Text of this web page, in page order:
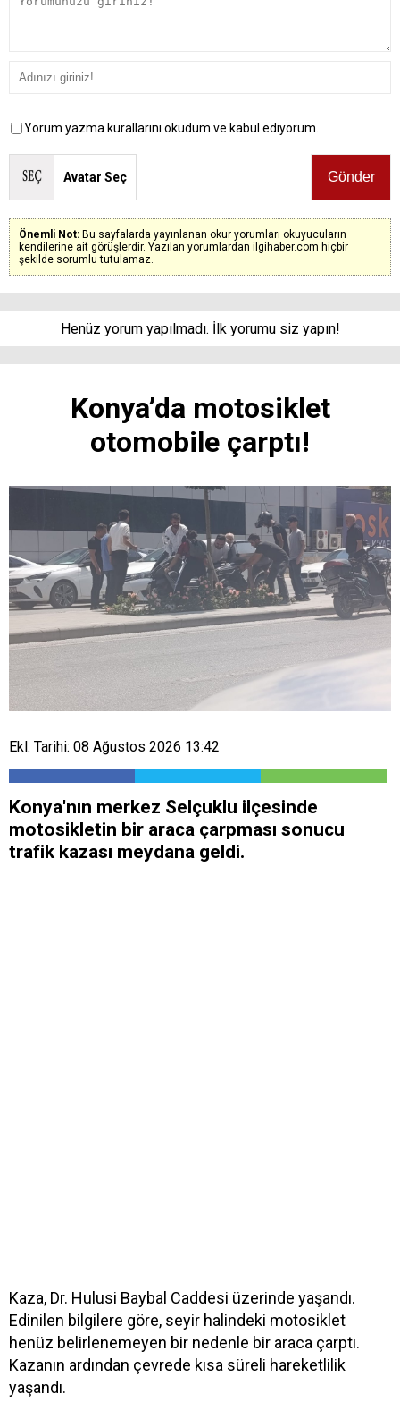
Yorum yazma kurallarını okudum ve kabul ediyorum.
Avatar Seç
Önemli Not: Bu sayfalarda yayınlanan okur yorumları okuyucuların
kendilerine ait görüşlerdir. Yazılan yorumlardan ilgihaber.com hiçbir
şekilde sorumlu tutulamaz.
Henüz yorum yapılmadı. İlk yorumu siz yapın!
Konya’da motosiklet
otomobile çarptı!
Ekl. Tarihi: 08 Ağustos 2026 13:42
Konya'nın merkez Selçuklu ilçesinde
motosikletin bir araca çarpması sonucu
trafik kazası meydana geldi.
Kaza, Dr. Hulusi Baybal Caddesi üzerinde yaşandı.
Edinilen bilgilere göre, seyir halindeki motosiklet
henüz belirlenemeyen bir nedenle bir araca çarptı.
Kazanın ardından çevrede kısa süreli hareketlilik
yaşandı.